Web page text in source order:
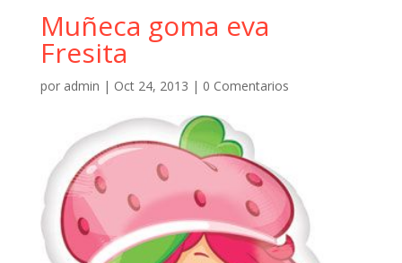
Muñeca goma eva
Fresita
por admin | Oct 24, 2013 | 0 Comentarios